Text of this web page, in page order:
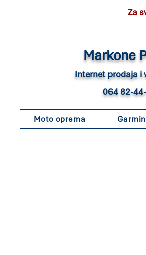
Za
Markone
Internet prodaja i
064 82-
Moto oprema Garmin